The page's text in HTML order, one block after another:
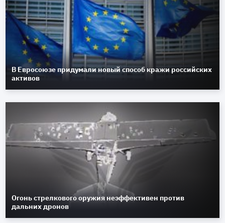
В Евросоюзе придумали новый способ кражи российских
активов
Огонь стрелкового оружия неэффективен против
дальних дронов